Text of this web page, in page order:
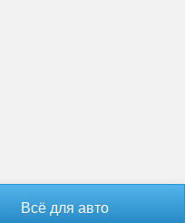
Всё для авто